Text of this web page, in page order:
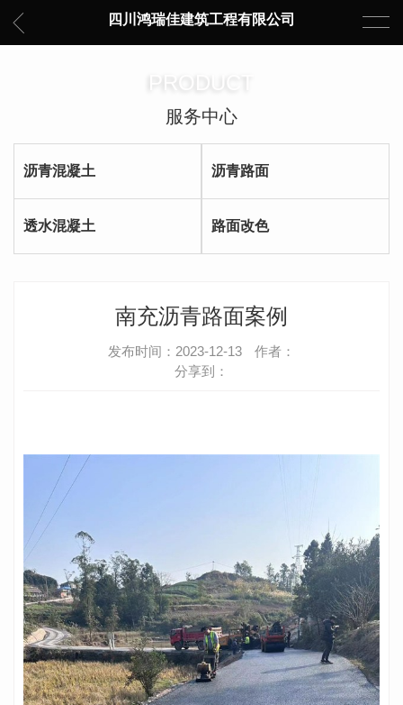
四川鸿瑞佳建筑工程有限公司
PRODUCT
服务中心
沥青混凝土 沥青路面
透水混凝土 路面改色
南充沥青路面案例
发布时间：2023-12-13
作者：
分享到：